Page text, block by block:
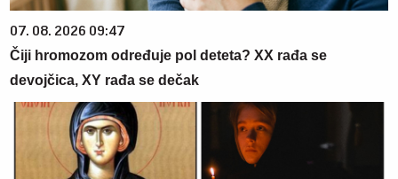
07. 08. 2026 09:47
Čiji hromozom određuje pol deteta? XX rađa se
devojčica, XY rađa se dečak